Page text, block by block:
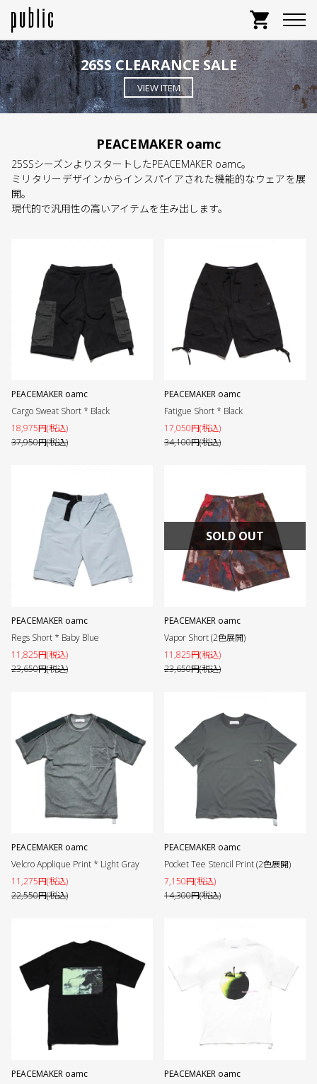
shopping_cart
26SS CLEARANCE SALE
VIEW ITEM
PEACEMAKER oamc
25SSシーズンよりスタートしたPEACEMAKER oamc。
ミリタリーデザインからインスパイアされた機能的なウェアを展
開。
現代的で汎用性の高いアイテムを生み出します。
PEACEMAKER oamc
Cargo Sweat Short * Black
18,975円(税込)
37,950円(税込)
PEACEMAKER oamc
Fatigue Short * Black
17,050円(税込)
34,100円(税込)
PEACEMAKER oamc
Regs Short * Baby Blue
11,825円(税込)
23,650円(税込)
SOLD OUT
PEACEMAKER oamc
Vapor Short (2色展開)
11,825円(税込)
23,650円(税込)
PEACEMAKER oamc
Velcro Applique Print * Light Gray
11,275円(税込)
22,550円(税込)
PEACEMAKER oamc
Pocket Tee Stencil Print (2色展開)
7,150円(税込)
14,300円(税込)
PEACEMAKER oamc
PEACEMAKER oamc